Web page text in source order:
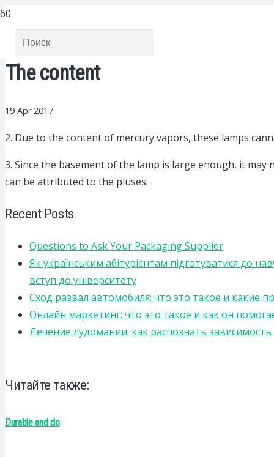
The content
19 Apr 2017
2. Due to the content of mercury vapors, these lamps
3. Since the basement of the lamp is large enough, it
can be attributed to the pluses.
Recent Posts
Questions to Ask Your Packaging Supplier
Як українським абітурієнтам підготуватися до
вступ до університету
Сход развал автомобиля: что это такое и какие
Онлайн маркетинг: что это такое и как он
Лечение лудомании: как распознать
Читайте также:
Durable and do